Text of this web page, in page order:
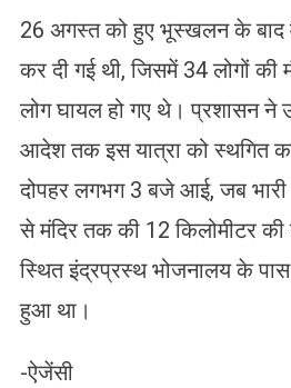
26 अगस्त को हुए भूस्खलन के बाद
कर दी गई थी, जिसमें 34 लोगों की
लोग घायल हो गए थे। प्रशासन ने
आदेश तक इस यात्रा को स्थगित
दोपहर लगभग 3 बजे आई, जब
से मंदिर तक की 12 किलोमीटर की
स्थित इंद्रप्रस्थ भोजनालय के
हुआ था।
-ऐजेंसी